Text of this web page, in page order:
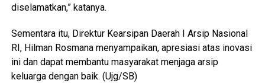
diselamatkan,” katanya.
Sementara itu, Direktur Kearsipan Daerah I Arsip Nasional
RI, Hilman Rosmana menyampaikan, apresiasi atas inovasi
ini dan dapat membantu masyarakat menjaga arsip
keluarga dengan baik. (Ujg/SB)